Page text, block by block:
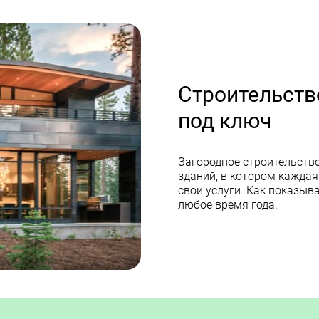
под ключ
Загородное
зданий, в котором
свои услуги. Как
любое время года.